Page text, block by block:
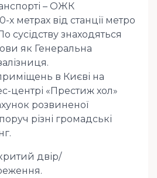
– ОЖК
х метрах від станції метро
сусідству знаходяться
як Генеральна
в Києві на
центрі «Престиж хол»
розвиненої
різні громадські
двір/